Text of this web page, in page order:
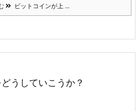
ビットコインが上 ...
うしていこうか？